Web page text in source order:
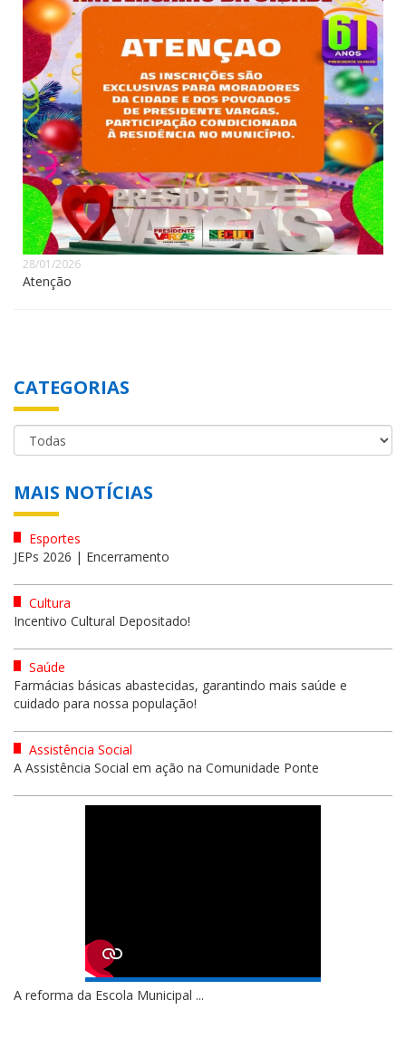
28/01/2026
Atenção
CATEGORIAS
MAIS NOTÍCIAS
Esportes
JEPs 2026 | Encerramento
Cultura
Incentivo Cultural Depositado!
Saúde
Farmácias básicas abastecidas, garantindo mais saúde e
cuidado para nossa população!
Assistência Social
A Assistência Social em ação na Comunidade Ponte
A reforma da Escola Municipal ...